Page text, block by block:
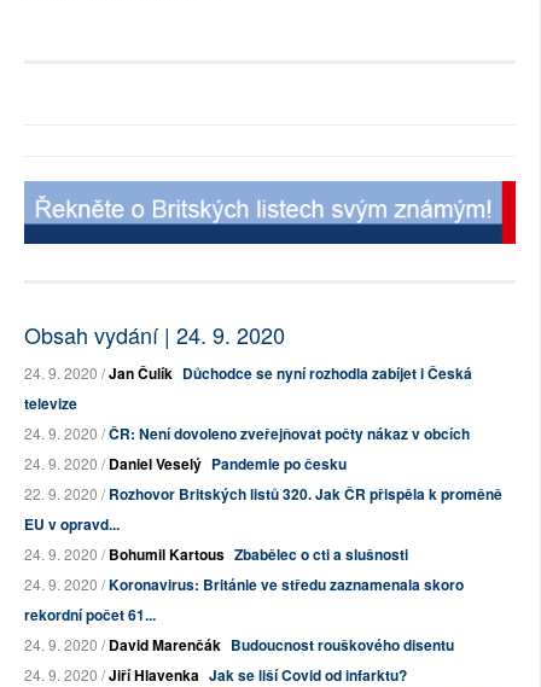
Obsah vydání | 24. 9. 2020
24. 9. 2020 /Jan Čulík Důchodce se nyní rozhodla zabíjet i Česká
televize
24. 9. 2020 /ČR: Není dovoleno zveřejňovat počty nákaz v obcích
24. 9. 2020 /Daniel Veselý Pandemie po česku
22. 9. 2020 /Rozhovor Britských listů 320. Jak ČR přispěla k proměně
EU v opravd...
24. 9. 2020 /Bohumil Kartous Zbabělec o cti a slušnosti
24. 9. 2020 /Koronavirus: Británie ve středu zaznamenala skoro
rekordní počet 61...
24. 9. 2020 /David Marenčák Budoucnost rouškového disentu
24. 9. 2020 /Jiří Hlavenka Jak se liší Covid od infarktu?